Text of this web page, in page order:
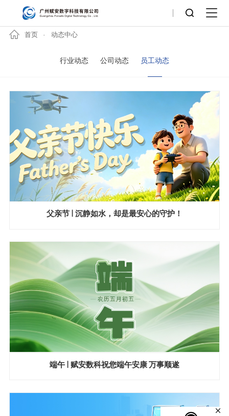
首页 动态中心
行业动态 公司动态 员工动态
父亲节 | 沉静如水，却是最安心的守护！
端午 | 赋安数科祝您端午安康 万事顺遂